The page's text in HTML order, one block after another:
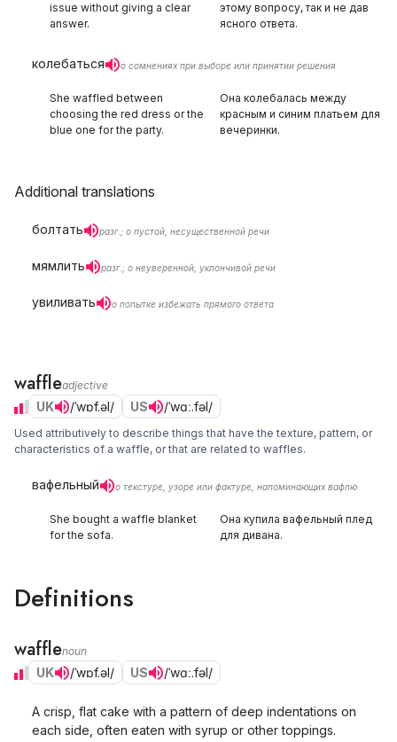
issue without giving a clear
answer.
этому вопросу, так и не дав
ясного ответа.
колебаться о сомнениях при выборе или принятии решения
She waffled between
choosing the red dress or the
blue one for the party.
Она колебалась между
красным и синим платьем для
вечеринки.
Additional translations
болтать разг.; о пустой, несущественной речи
мямлить разг.; о неуверенной, уклончивой речи
увиливать о попытке избежать прямого ответа
waffleadjective
UK /ˈwɒf.əl/ US /ˈwɑː.fəl/
Used attributively to describe things that have the texture, pattern, or
characteristics of a waffle, or that are related to waffles.
вафельный о текстуре, узоре или фактуре, напоминающих вафлю
She bought a waffle blanket
for the sofa.
Она купила вафельный плед
для дивана.
Definitions
wafflenoun
UK /ˈwɒf.əl/ US /ˈwɑː.fəl/
A crisp, flat cake with a pattern of deep indentations on
each side, often eaten with syrup or other toppings.